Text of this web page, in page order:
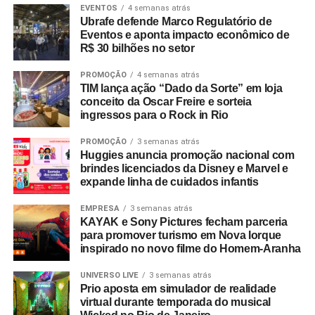
Brasil durante seus seis meses de exibição.
ESG estruturado e inteligência de mercado
Mais do que acompanhar discussões globais, a EAÍ?!
incorporou preceitos ESG diretamente à esteira
operacional de suas entregas. Por meio de uma parceria
com a startup social Comida Invisível (certificada pelo
selo Save Food da FAO/ONU), a agência tornou-se a
primeira do país a integrar a gestão de excedentes
alimentares à operação de seus eventos.
A estreia da metodologia ocorreu em um evento do Banco
BMG, garantindo o reaproveitamento integral de 122,9 kg
de alimentos. A destinação correta resultou na oferta de
614 refeições para pessoas em vulnerabilidade social e
evitou a emissão de 347,7 kg de CO₂ na atmosfera. Hoje,
a destinação socioambiental de excedentes gera
indicadores tangíveis e auditáveis para o portfólio de
EVENTOS 4 semanas atrás
Ubrafe defende Marco Regulatório de
Eventos e aponta impacto econômico de
R$ 30 bilhões no setor
PROMOÇÃO 4 semanas atrás
TIM lança ação “Dado da Sorte” em loja
conceito da Oscar Freire e sorteia
ingressos para o Rock in Rio
PROMOÇÃO 3 semanas atrás
Huggies anuncia promoção nacional com
brindes licenciados da Disney e Marvel e
expande linha de cuidados infantis
EMPRESA 3 semanas atrás
KAYAK e Sony Pictures fecham parceria
para promover turismo em Nova Iorque
inspirado no novo filme do Homem-Aranha
UNIVERSO LIVE 3 semanas atrás
Prio aposta em simulador de realidade
virtual durante temporada do musical